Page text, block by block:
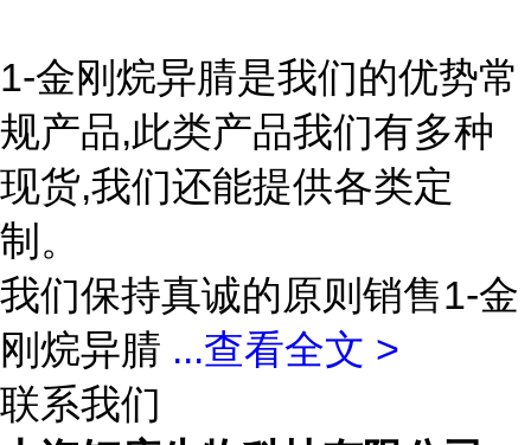
1-金刚烷异腈是我们的优势常
规产品,此类产品我们有多种
现货,我们还能提供各类定
制。
我们保持真诚的原则销售1-金
刚烷异腈 ...查看全文 >
联系我们